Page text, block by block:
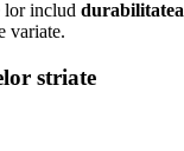
lor includ durabilitatea
variate.
striate